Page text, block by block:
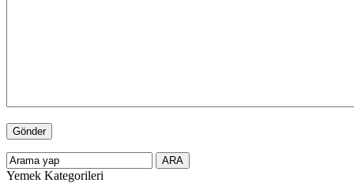
Yemek Kategorileri